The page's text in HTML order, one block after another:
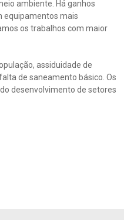
ambiente. Há ganhos
equipamentos mais
os trabalhos com maior
assiduidade de
de saneamento básico. Os
desenvolvimento de setores